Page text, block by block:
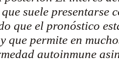
suele presentarse
que el pronóstico
que permite en
autoinmune